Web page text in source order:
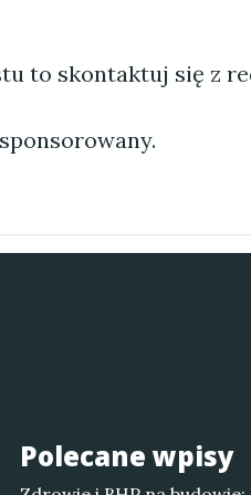
to skontaktuj się z
Polecane wpisy